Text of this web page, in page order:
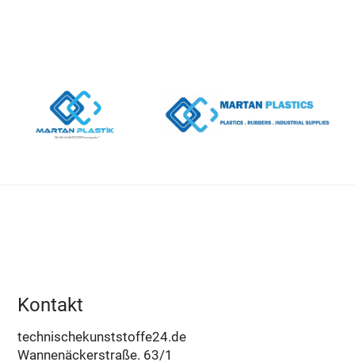
Kontakt
technischekunststoffe24.de
Wannenäckerstraße. 63/1